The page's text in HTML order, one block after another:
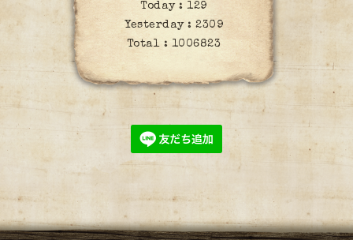
Today : 129
Yesterday : 2309
Total : 1006823